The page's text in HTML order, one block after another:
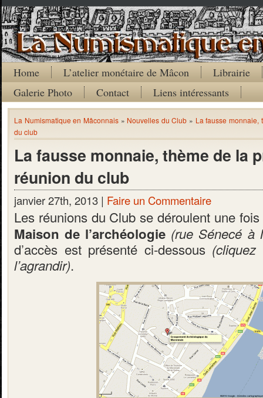
Home L’atelier monétaire de Mâcon
Librairie
Galerie Photo
Contact Liens intéressants
La Numismatique en Mâconnais» Nouvelles du Club » La fausse monnaie,
du club
La fausse monnaie, thème de la
réunion du club
janvier 27th, 2013 | Faire un Commentaire
Les réunions du Club se déroulent une
Maison de l’archéologie (rue Sénecé à
d’accès est présenté ci-dessous (cliquez
l’agrandir).